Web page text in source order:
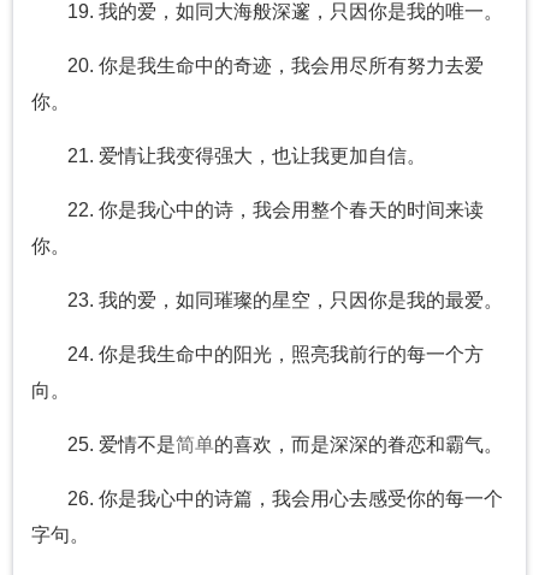
19. 我的爱，如同大海般深邃，只因你是我的唯一。
20. 你是我生命中的奇迹，我会用尽所有努力去爱
你。
21. 爱情让我变得强大，也让我更加自信。
22. 你是我心中的诗，我会用整个春天的时间来读
你。
23. 我的爱，如同璀璨的星空，只因你是我的最爱。
24. 你是我生命中的阳光，照亮我前行的每一个方
向。
25. 爱情不是简单的喜欢，而是深深的眷恋和霸气。
26. 你是我心中的诗篇，我会用心去感受你的每一个
字句。